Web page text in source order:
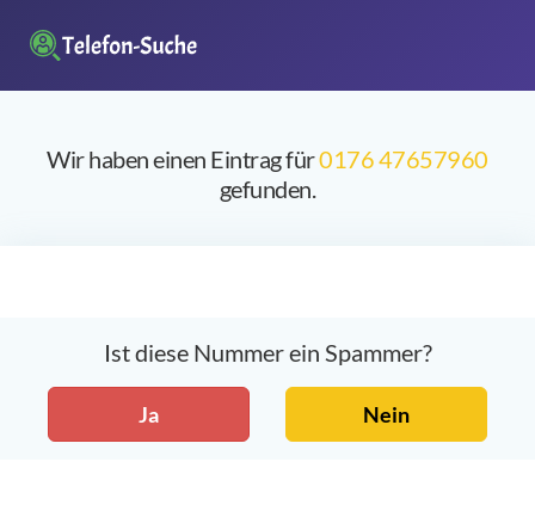
Wir haben einen Eintrag für0176 47657960
gefunden.
Ist diese Nummer ein Spammer?
Ja Nein